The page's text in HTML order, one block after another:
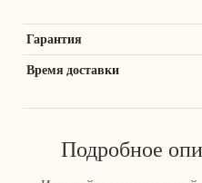
Гарантия
Время доставки
Подробное